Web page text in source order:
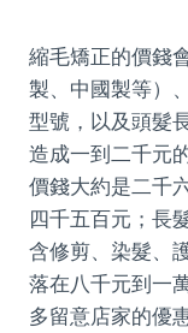
縮毛矯正的價錢
製、中國製等）
型號，以及頭髮
造成一到二千元
價錢大約是二千
四千五百元；長
含修剪、染髮、
落在八千元到一
多留意店家的優